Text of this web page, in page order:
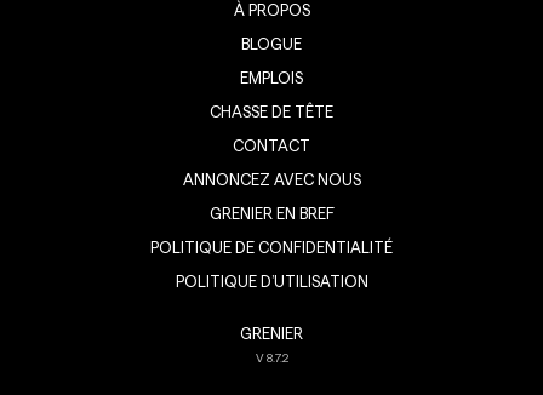
À PROPOS
BLOGUE
EMPLOIS
CHASSE DE TÊTE
CONTACT
ANNONCEZ AVEC NOUS
GRENIER EN BREF
POLITIQUE DE CONFIDENTIALITÉ
POLITIQUE D’UTILISATION
GRENIER
V8.7.2